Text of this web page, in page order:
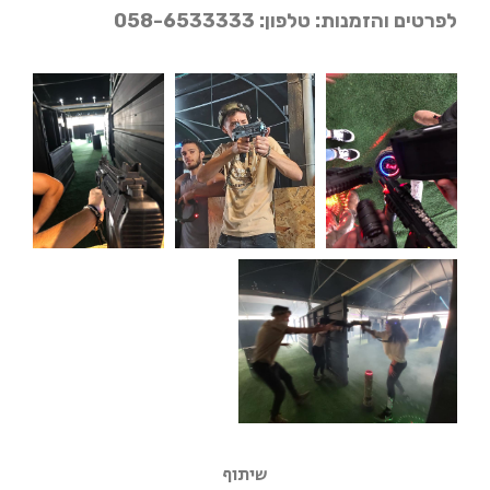
לפרטים והזמנות: טלפון: 058-6533333
שיתוף